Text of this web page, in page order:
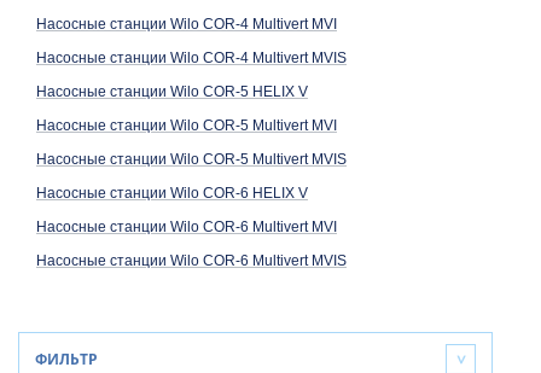
Насосные станции Wilo COR-6 HELIX V
Насосные станции Wilo COR-6 Multivert MVIS
Насосные станции Wilo COR-4 Multivert MVI
Насосные станции Wilo COR-4 Multivert MVIS
Насосные станции Wilo COR-5 HELIX V
Насосные станции Wilo COR-5 Multivert MVI
Насосные станции Wilo COR-5 Multivert MVIS
Насосные станции Wilo COR-6 HELIX V
Насосные станции Wilo COR-6 Multivert MVI
Насосные станции Wilo COR-6 Multivert MVIS
ФИЛЬТР >